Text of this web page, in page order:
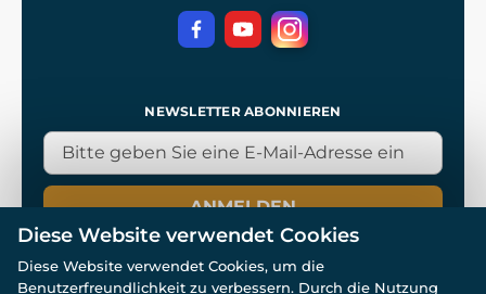
NEWSLETTER ABONNIEREN
ANMELDEN
Diese Website verwendet Cookies
Diese Website verwendet Cookies, um die
Benutzerfreundlichkeit zu verbessern. Durch die Nutzung